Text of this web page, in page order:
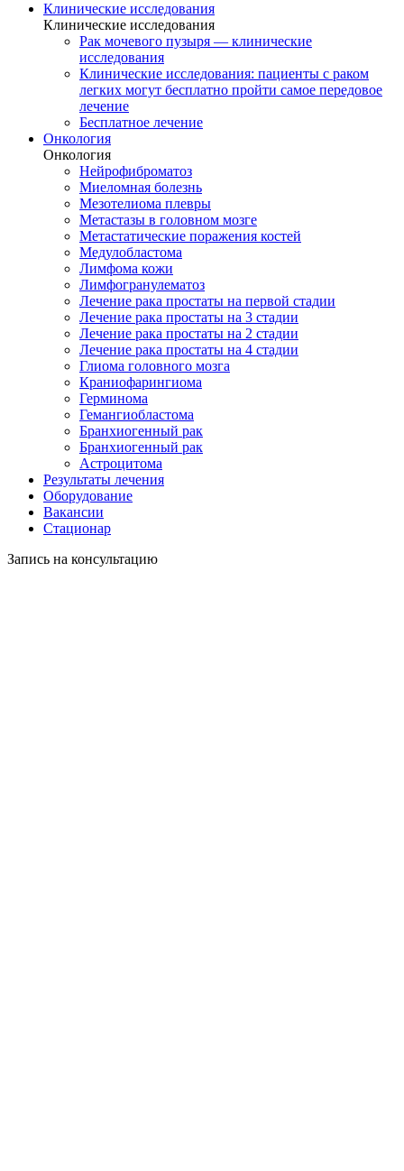
Клинические исследования
Клинические исследования
Рак мочевого пузыря — клинические
исследования
Клинические исследования: пациенты с раком
легких могут бесплатно пройти самое передовое
лечение
Бесплатное лечение
Онкология
Онкология
Нейрофиброматоз
Миеломная болезнь
Мезотелиома плевры
Метастазы в головном мозге
Метастатические поражения костей
Медулобластома
Лимфома кожи
Лимфогранулематоз
Лечение рака простаты на первой стадии
Лечение рака простаты на 3 стадии
Лечение рака простаты на 2 стадии
Лечение рака простаты на 4 стадии
Глиома головного мозга
Краниофарингиома
Герминома
Гемангиобластома
Бранхиогенный рак
Бранхиогенный рак
Астроцитома
Результаты лечения
Оборудование
Вакансии
Стационар
Запись на консультацию